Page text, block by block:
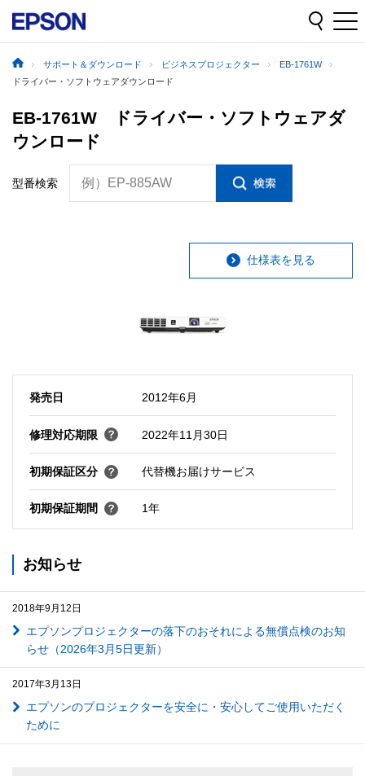
サポート＆ダウンロード ビジネスプロジェクター
EB-1761W
ドライバー・ソフトウェアダウンロード
EB-1761W ドライバー・ソフトウェアダ
ウンロード
型番検索 例）EP-885AW
仕様表を見る
発売日 2012年6月
修理対応期限 2022年11月30日
初期保証区分 代替機お届けサービス
初期保証期間 1年
お知らせ
2018年9月12日
エプソンプロジェクターの落下のおそれによる無償点検のお知
らせ（2026年3月5日更新）
2017年3月13日
エプソンのプロジェクターを安全に・安心してご使用いただく
ために